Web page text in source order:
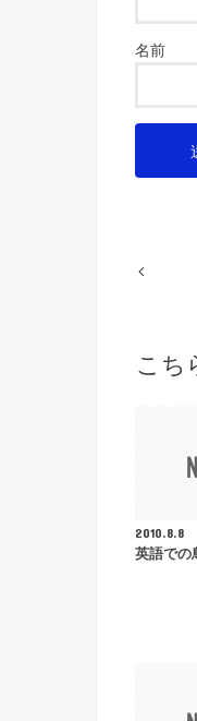
名前
こち
2010.8.8
英語での